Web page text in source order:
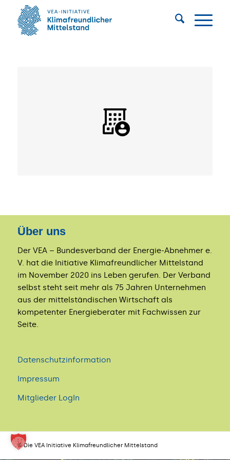
Über uns
Der VEA – Bundesverband der Energie-Abnehmer e.
V. hat die Initiative Klimafreundlicher Mittelstand
im November 2020 ins Leben gerufen. Der Verband
selbst steht seit mehr als 75 Jahren Unternehmen
aus der mittelständischen Wirtschaft als
kompetenter Energieberater mit Fachwissen zur
Seite.
Datenschutzinformation
Impressum
Mitglieder LogIn
© Die VEA Initiative Klimafreundlicher Mittelstand